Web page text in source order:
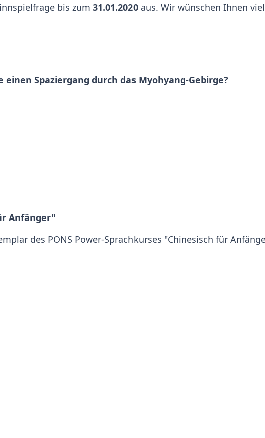
bis zum 31.01.2020 aus. Wir wünschen Ihnen
einen Spaziergang durch das Myohyang-Gebirge?
Anfänger"
des PONS Power-Sprachkurses "Chinesisch für